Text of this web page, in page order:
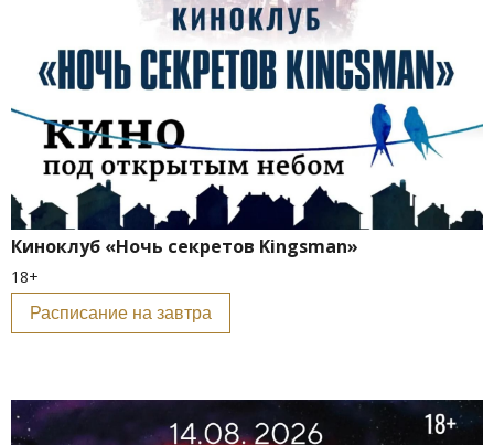
Киноклуб «Ночь секретов Kingsman»
18+
Расписание на завтра